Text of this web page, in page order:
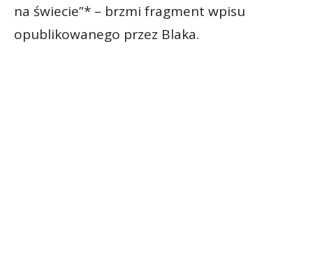
na świecie”* – brzmi fragment wpisu
opublikowanego przez Blaka.